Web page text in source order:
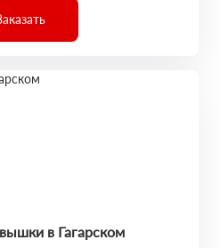
в Гагарском